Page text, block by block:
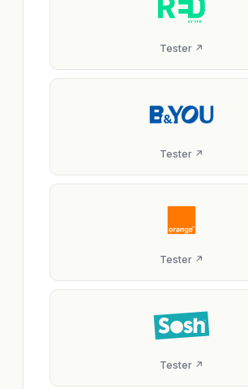
Tester ↗
Tester ↗
Tester ↗
Tester ↗